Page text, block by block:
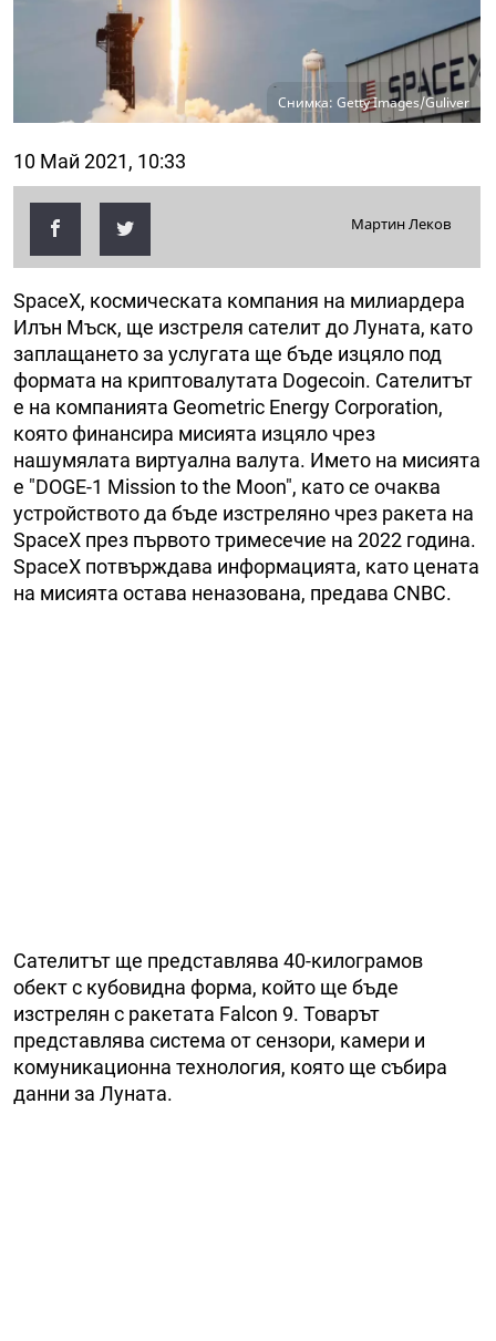
Снимка: Getty Images/Guliver
10 Май 2021, 10:33
Мартин Леков
SpaceX, космическата компания на милиардера
Илън Мъск, ще изстреля сателит до Луната, като
заплащането за услугата ще бъде изцяло под
формата на криптовалутата Dogecoin. Сателитът
е на компанията Geometric Energy Corporation,
която финансира мисията изцяло чрез
нашумялата виртуална валута. Името на мисията
е "DOGE-1 Mission to the Moon", като се очаква
устройството да бъде изстреляно чрез ракета на
SpaceX през първото тримесечие на 2022 година.
SpaceX потвърждава информацията, като цената
на мисията остава неназована, предава CNBC.
Сателитът ще представлява 40-килограмов
обект с кубовидна форма, който ще бъде
изстрелян с ракетата Falcon 9. Товарът
представлява система от сензори, камери и
комуникационна технология, която ще събира
данни за Луната.